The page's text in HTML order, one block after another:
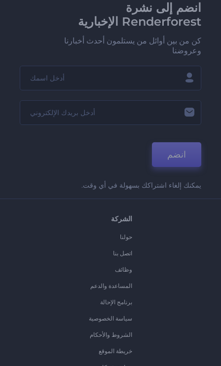
انضم إلى نشرة
Renderforest الإخبارية
كن من بين أوائل من يستلمون أحدث أخبارنا
وعروضنا
انضم
يمكنك إلغاء اشتراكك بسهولة في أي وقت.
الشركة
حولنا
اتصل بنا
وظائف
المساعدة والدعم
برنامج الإحالة
سياسة الخصوصية
الشروط والأحكام
خريطة الموقع